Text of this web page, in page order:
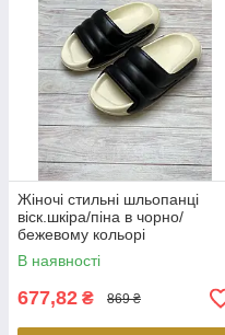
Жіночі стильні шльопанці
віск.шкіра/піна в чорно/
бежевому кольорі
В наявності
677,82 ₴ 869 ₴